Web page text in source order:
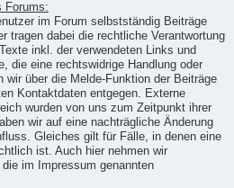
Forums:
im Forum selbstständig Beiträge
tragen dabei die rechtliche Verantwortung
inkl. der verwendeten Links und
die eine rechtswidrige Handlung oder
wir über die Melde-Funktion der Beiträge
Kontaktdaten entgegen. Externe
wurden von uns zum Zeitpunkt ihrer
wir auf eine nachträgliche Änderung
Gleiches gilt für Fälle, in denen eine
ist. Auch hier nehmen wir
im Impressum genannten